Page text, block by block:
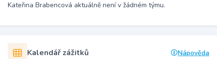
Kateřina Brabencová aktuálně není v žádném týmu.
Kalendář zážitků Nápověda